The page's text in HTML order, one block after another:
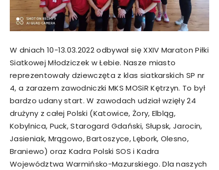
W dniach 10-13.03.2022 odbywał się XXIV Maraton Piłki
Siatkowej Młodziczek w Łebie. Nasze miasto
reprezentowały dziewczęta z klas siatkarskich SP nr
4, a zarazem zawodniczki MKS MOSiR Kętrzyn. To był
bardzo udany start. W zawodach udział wzięły 24
drużyny z całej Polski (Katowice, Żory, Elbląg,
Kobylnica, Puck, Starogard Gdański, Słupsk, Jarocin,
Jasieniak, Mrągowo, Bartoszyce, Lębork, Olesno,
Braniewo) oraz Kadra Polski SOS i Kadra
Województwa Warmińsko-Mazurskiego. Dla naszych